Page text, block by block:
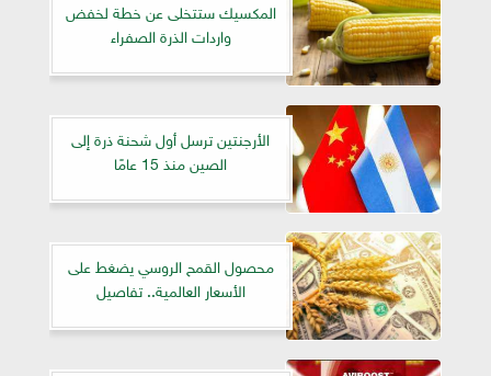
المكسيك ستتخلى عن خطة لخفض
واردات الذرة الصفراء
الأرجنتين ترسل أول شحنة ذرة إلى
الصين منذ 15 عامًا
محصول القمح الروسي يضغط على
الأسعار العالمية.. تفاصيل